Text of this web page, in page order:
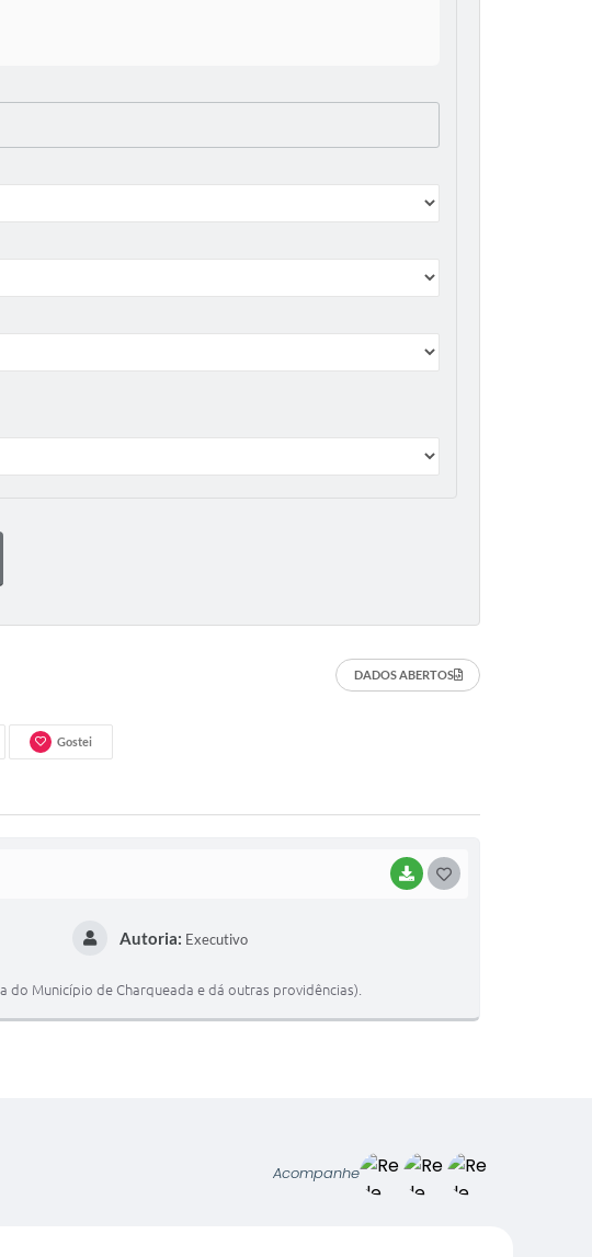
DADOS ABERTOS
Gostei
BAIXAR
Autoria: Executivo
Município de Charqueada e dá outras providências).
Acompanhe